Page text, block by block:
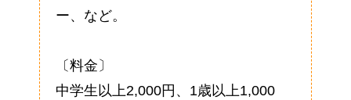
ー、など。
〔料金〕
中学生以上2,000円、1歳以上1,000